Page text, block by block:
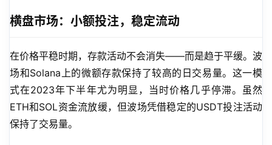
横盘市场：小额投注，稳定流动
在价格平稳时期，存款活动不会消失——而是趋于平缓。波
场和Solana上的微额存款保持了较高的日交易量。这一模
式在2023年下半年尤为明显，当时价格几乎停滞。虽然
ETH和SOL资金流放缓，但波场凭借稳定的USDT投注活动
保持了交易量。